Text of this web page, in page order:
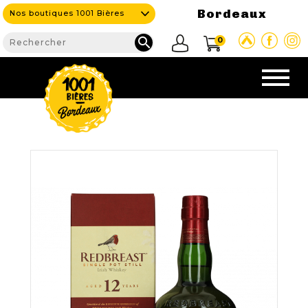
Nos boutiques 1001 Bières Bordeaux
 0

NOS PRODUITS
Nouveautés
Nos Bières